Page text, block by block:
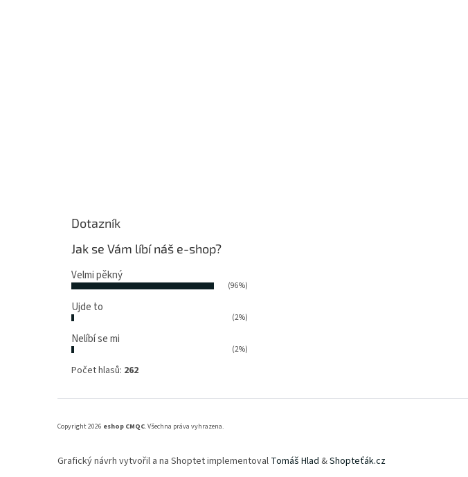
Dotazník
Jak se Vám líbí náš e-shop?
Velmi pěkný
(96%)
Ujde to
(2%)
Nelíbí se mi
(2%)
Počet hlasů: 262
Copyright 2026 eshop CMQC. Všechna práva vyhrazena.
Grafický návrh vytvořil a na Shoptet implementoval Tomáš Hlad &Shopteťák.cz